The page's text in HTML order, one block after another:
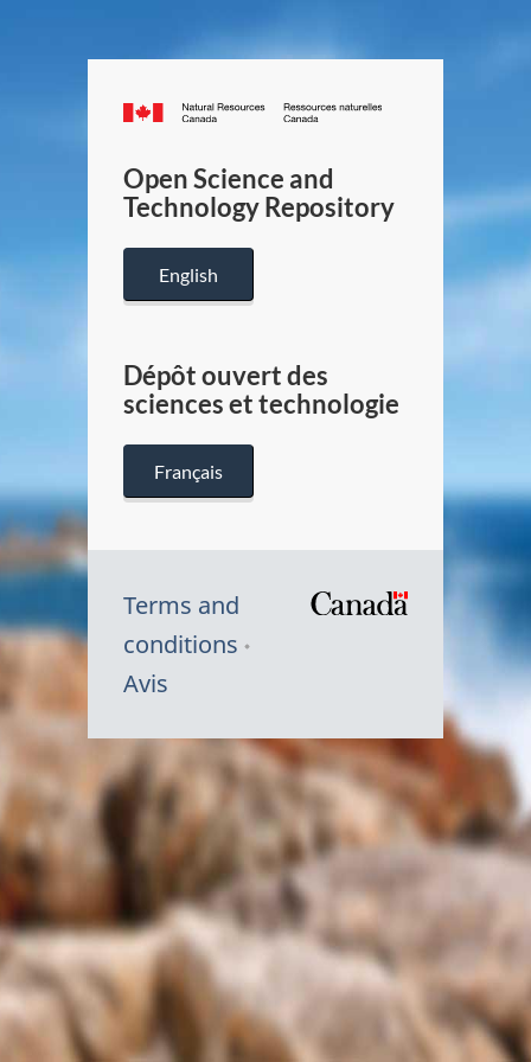
Canada.ca
/
Canada
Open Science and
Technology Repository
English
Dépôt ouvert des
sciences et technologie
Français
Terms and
conditions
Avis
Symbole
du
Canada